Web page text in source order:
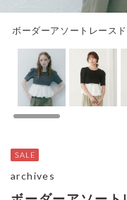
ボーダーアソートレース
archives